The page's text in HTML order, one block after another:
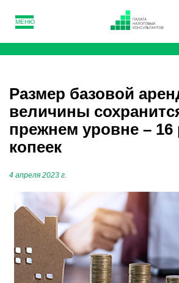
МЕНЮ
Размер базовой
величины
прежнем уровне – 16
копеек
4 апреля 2023 г.